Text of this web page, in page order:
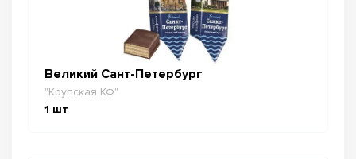
Великий Сант-Петербург
"Крупская КФ"
1 шт